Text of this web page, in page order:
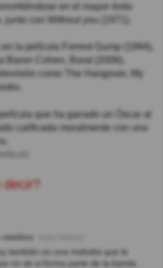
en el mayor éxito
junto con Without you (1971).
la película Forrest Gump (1994),
Baron Cohen, Borat (2006).
como The Hangover, My
que ha ganado un Óscar al
calificada moralmente con una
decir?
medina
también es una melodía que la
no sé si forma parte de la banda